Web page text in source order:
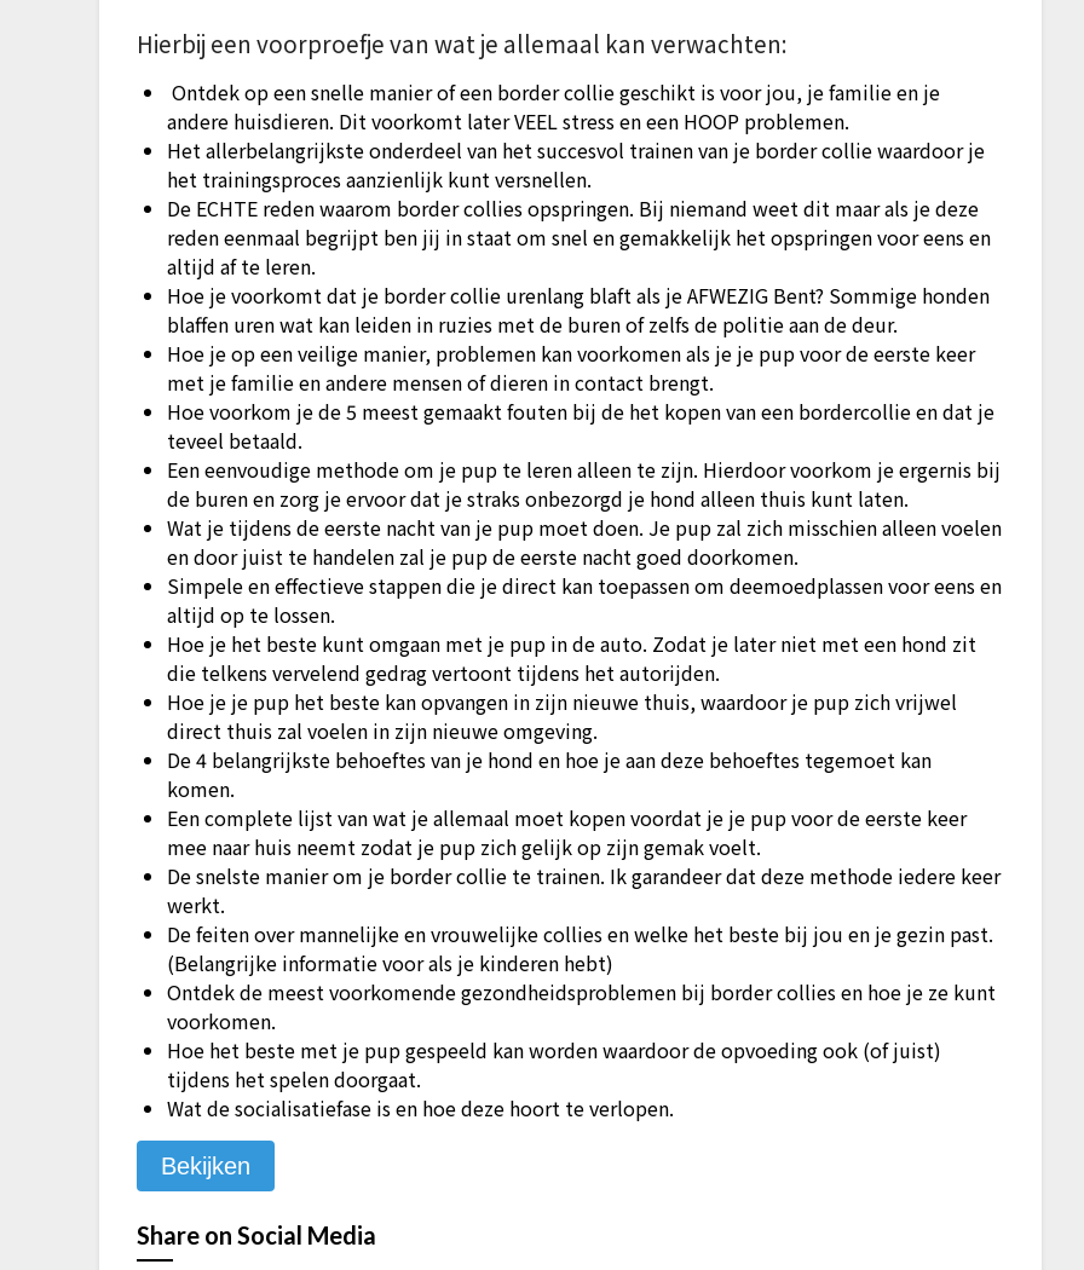
Hierbij een voorproefje van wat je allemaal kan verwachten:
Ontdek op een snelle manier of een border collie geschikt is voor jou, je familie en je
andere huisdieren. Dit voorkomt later VEEL stress en een HOOP problemen.
Het allerbelangrijkste onderdeel van het succesvol trainen van je border collie waardoor je
het trainingsproces aanzienlijk kunt versnellen.
De ECHTE reden waarom border collies opspringen. Bij niemand weet dit maar als je deze
reden eenmaal begrijpt ben jij in staat om snel en gemakkelijk het opspringen voor eens en
altijd af te leren.
Hoe je voorkomt dat je border collie urenlang blaft als je AFWEZIG Bent? Sommige honden
blaffen uren wat kan leiden in ruzies met de buren of zelfs de politie aan de deur.
Hoe je op een veilige manier, problemen kan voorkomen als je je pup voor de eerste keer
met je familie en andere mensen of dieren in contact brengt.
Hoe voorkom je de 5 meest gemaakt fouten bij de het kopen van een bordercollie en dat je
teveel betaald.
Een eenvoudige methode om je pup te leren alleen te zijn. Hierdoor voorkom je ergernis bij
de buren en zorg je ervoor dat je straks onbezorgd je hond alleen thuis kunt laten.
Wat je tijdens de eerste nacht van je pup moet doen. Je pup zal zich misschien alleen voelen
en door juist te handelen zal je pup de eerste nacht goed doorkomen.
Simpele en effectieve stappen die je direct kan toepassen om deemoedplassen voor eens en
altijd op te lossen.
Hoe je het beste kunt omgaan met je pup in de auto. Zodat je later niet met een hond zit
die telkens vervelend gedrag vertoont tijdens het autorijden.
Hoe je je pup het beste kan opvangen in zijn nieuwe thuis, waardoor je pup zich vrijwel
direct thuis zal voelen in zijn nieuwe omgeving.
De 4 belangrijkste behoeftes van je hond en hoe je aan deze behoeftes tegemoet kan
komen.
Een complete lijst van wat je allemaal moet kopen voordat je je pup voor de eerste keer
mee naar huis neemt zodat je pup zich gelijk op zijn gemak voelt.
De snelste manier om je border collie te trainen. Ik garandeer dat deze methode iedere keer
werkt.
De feiten over mannelijke en vrouwelijke collies en welke het beste bij jou en je gezin past.
(Belangrijke informatie voor als je kinderen hebt)
Ontdek de meest voorkomende gezondheidsproblemen bij border collies en hoe je ze kunt
voorkomen.
Hoe het beste met je pup gespeeld kan worden waardoor de opvoeding ook (of juist)
tijdens het spelen doorgaat.
Wat de socialisatiefase is en hoe deze hoort te verlopen.
Bekijken
Share on Social Media